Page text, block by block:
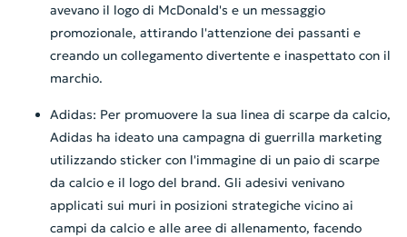
avevano il logo di McDonald's e un messaggio
promozionale, attirando l'attenzione dei passanti e
creando un collegamento divertente e inaspettato con il
marchio.
Adidas: Per promuovere la sua linea di scarpe da calcio,
Adidas ha ideato una campagna di guerrilla marketing
utilizzando sticker con l'immagine di un paio di scarpe
da calcio e il logo del brand. Gli adesivi venivano
applicati sui muri in posizioni strategiche vicino ai
campi da calcio e alle aree di allenamento, facendo